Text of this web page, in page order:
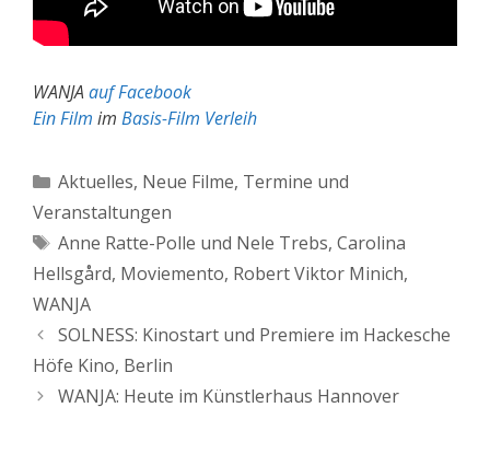
WANJAauf Facebook
Ein Film im Basis-Film Verleih
Kategorien
Aktuelles, Neue Filme, Termine und
Veranstaltungen
Schlagwörter
Anne Ratte-Polle und Nele Trebs, Carolina
Hellsgård, Moviemento, Robert Viktor Minich,
WANJA
SOLNESS: Kinostart und Premiere im Hackesche
Höfe Kino, Berlin
WANJA: Heute im Künstlerhaus Hannover